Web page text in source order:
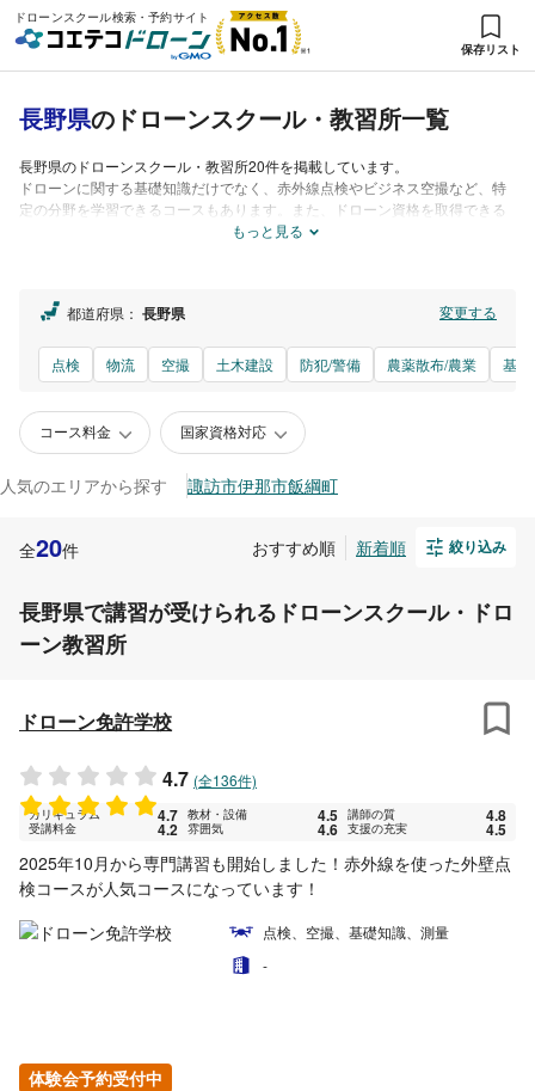
ドローンスクール検索・予約サイト
保存リスト
長野県のドローンスクール・教習所一覧
長野県のドローンスクール・教習所20件を掲載しています。
ドローンに関する基礎知識だけでなく、赤外線点検やビジネス空撮など、特
定の分野を学習できるコースもあります。また、ドローン資格を取得できる
コースがあるスクール・認定校もあります。受講料や講習内容はコースやス
もっと見る
都道府県： 長野県 変更する
点検 物流 空撮 土木建設 防犯/警備 農薬散布/農業 基礎
コース料金 国家資格対応
人気のエリアから探す 諏訪市伊那市飯綱町
全20件 おすすめ順 新着順 絞り込み
長野県で講習が受けられるドローンスクール・ドロ
ーン教習所
ドローン免許学校
4.7 (全136件)
カリキュラム 4.7 教材・設備 4.5 講師の質 4.8
受講料金 4.2 雰囲気 4.6 支援の充実 4.5
2025年10月から専門講習も開始しました！赤外線を使った外壁点
検コースが人気コースになっています！
点検、空撮、基礎知識、測量
-
体験会予約受付中